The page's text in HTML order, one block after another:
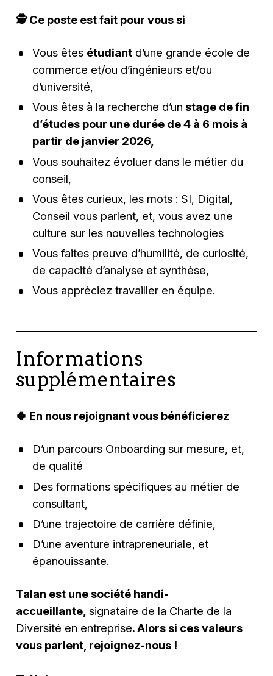
🕵️‍ Ce poste est fait pour vous si
Vous êtes étudiantd’une grande école de
commerce et/ou d’ingénieurs et/ou
d’université,
Vous êtes à la recherche d’un stage de fin
d’études pour une durée de 4 à 6 mois à
partir de janvier 2026,
Vous souhaitez évoluer dans le métier du
conseil,
Vous êtes curieux, les mots : SI, Digital,
Conseil vous parlent, et, vous avez une
culture sur les nouvelles technologies
Vous faites preuve d’humilité, de curiosité,
de capacité d’analyse et synthèse,
Vous appréciez travailler en équipe.
Informations
supplémentaires
🍀 En nous rejoignant vous bénéficierez
D’un parcours Onboarding sur mesure, et,
de qualité
Des formations spécifiques au métier de
consultant,
D’une trajectoire de carrière définie,
D’une aventure intrapreneuriale, et
épanouissante.
Talan est une société handi-
accueillante,signataire de la Charte de la
Diversité en entreprise. Alors si ces valeurs
vous parlent, rejoignez-nous !